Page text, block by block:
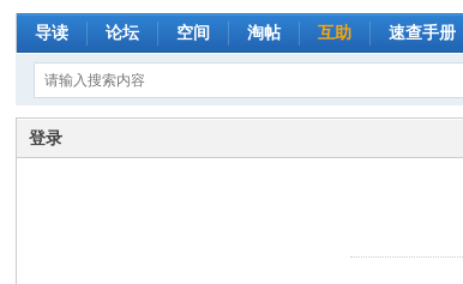
导读 论坛 空间 淘帖 互助 速查手册
登录